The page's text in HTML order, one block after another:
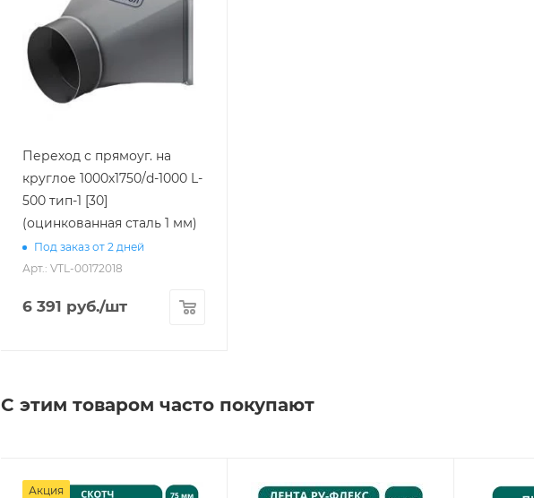
Переход с прямоуг. на
круглое 1000х1750/d-1000 L-
500 тип-1 [30]
(оцинкованная сталь 1 мм)
Под заказ от 2 дней
Арт.: VTL-00172018
6 391 руб./шт
С этим товаром часто покупают
Акция